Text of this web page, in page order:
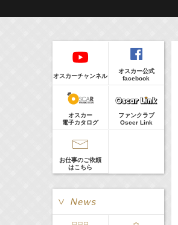
8/6(Thu)
イベント
販売情報
24:00-24:30(TV)
一緒にごはんをたべるだけ
オスカーチャンネル
オスカー公式
facebook
オスカー
電子カタログ
ファンクラブ
Oscer Link
お仕事のご依頼
はこちら